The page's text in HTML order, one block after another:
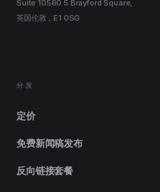
Suite 10560 5 Brayford Square,
英国伦敦，E1 0SG
分发
定价
免费新闻稿发布
反向链接套餐